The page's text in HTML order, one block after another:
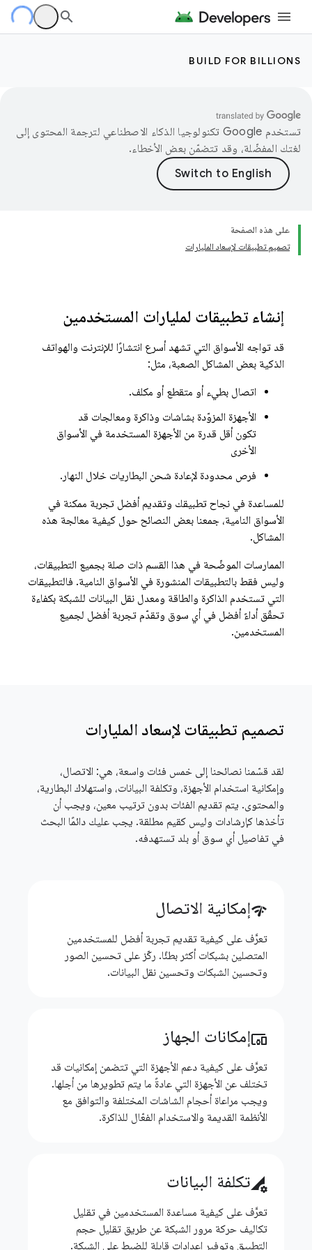
BUILD FOR BILLIONS
تستخدم Google تكنولوجيا الذكاء الاصطناعي لترجمة المحتوى إلى
لغتك المفضّلة، وقد تتضمّن بعض الأخطاء.
على هذه الصفحة
تصميم تطبيقات لإسعاد المليارات
إنشاء تطبيقات لمليارات المستخدمين
قد تواجه الأسواق التي تشهد أسرع انتشارًا للإنترنت والهواتف
الذكية بعض المشاكل الصعبة، مثل:
اتصال بطيء أو متقطع أو مكلف.
الأجهزة المزوّدة بشاشات وذاكرة ومعالجات قد
تكون أقل قدرة من الأجهزة المستخدمة في الأسواق
الأخرى
فرص محدودة لإعادة شحن البطاريات خلال النهار.
للمساعدة في نجاح تطبيقك وتقديم أفضل تجربة ممكنة في
الأسواق النامية، جمعنا بعض النصائح حول كيفية معالجة هذه
المشاكل.
الممارسات الموضّحة في هذا القسم ذات صلة بجميع التطبيقات،
وليس فقط بالتطبيقات المنشورة في الأسواق النامية. فالتطبيقات
التي تستخدم الذاكرة والطاقة ومعدل نقل البيانات للشبكة بكفاءة
تحقّق أداءً أفضل في أي سوق وتقدّم تجربة أفضل لجميع
المستخدمين.
تصميم تطبيقات لإسعاد المليارات
لقد قسّمنا نصائحنا إلى خمس فئات واسعة، هي: الاتصال،
وإمكانية استخدام الأجهزة، وتكلفة البيانات، واستهلاك البطارية،
والمحتوى. يتم تقديم الفئات بدون ترتيب معين، ويجب أن
تأخذها كإرشادات وليس كقيم مطلقة. يجب عليك دائمًا البحث
في تفاصيل أي سوق أو بلد تستهدفه.
network_checkإمكانية الاتصال
تعرَّف على كيفية تقديم تجربة أفضل للمستخدمين
المتصلين بشبكات أكثر بطئًا. ركّز على تحسين الصور
وتحسين الشبكات وتحسين نقل البيانات.
devices_otherإمكانات الجهاز
تعرَّف على كيفية دعم الأجهزة التي تتضمن إمكانيات قد
تختلف عن الأجهزة التي عادةً ما يتم تطويرها من أجلها.
ويجب مراعاة أحجام الشاشات المختلفة والتوافق مع
الأنظمة القديمة والاستخدام الفعّال للذاكرة.
perm_data_settingتكلفة البيانات
تعرَّف على كيفية مساعدة المستخدمين في تقليل
تكاليف حركة مرور الشبكة عن طريق تقليل حجم
التطبيق وتوفير إعدادات قابلة للضبط على الشبكة.